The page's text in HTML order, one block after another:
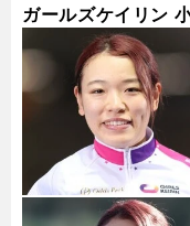
ガールズケイリン